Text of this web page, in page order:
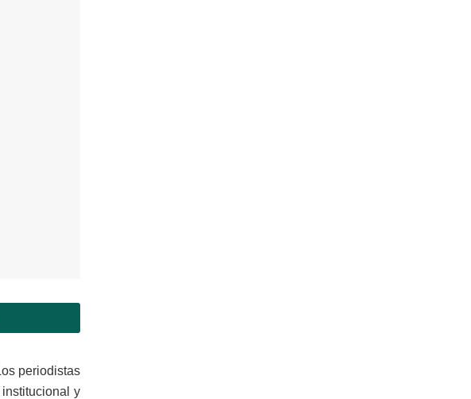
periodistas
y